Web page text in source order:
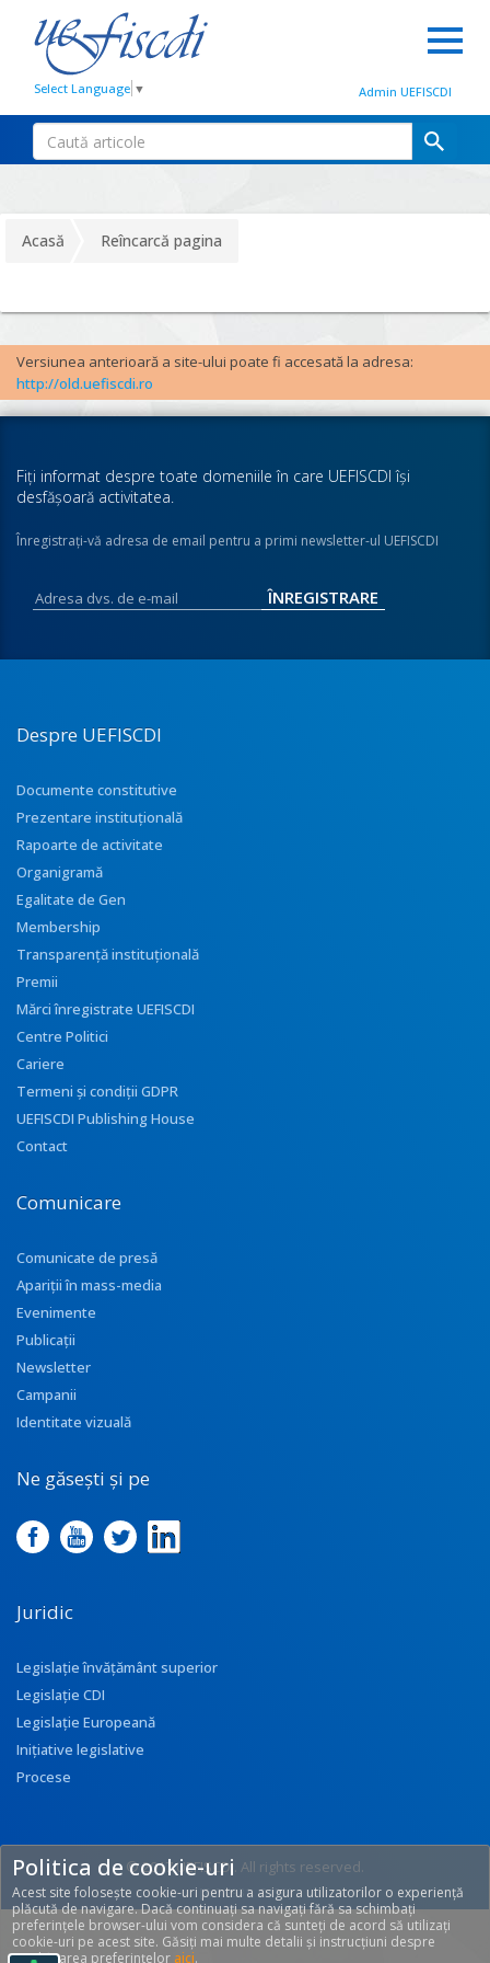
Select Language ▼ Admin UEFISCDI
Acasă Reîncarcă pagina
Versiunea anterioară a site-ului poate fi accesată la adresa:
http://old.uefiscdi.ro
Fiţi informat despre toate domeniile în care UEFISCDI îşi
desfăşoară activitatea.
Înregistraţi-vă adresa de email pentru a primi newsletter-ul UEFISCDI
Despre UEFISCDI
Documente constitutive
Prezentare instituţională
Rapoarte de activitate
Organigramă
Egalitate de Gen
Membership
Transparenţă instituţională
Premii
Mărci înregistrate UEFISCDI
Centre Politici
Cariere
Termeni și condiții GDPR
UEFISCDI Publishing House
Contact
Comunicare
Comunicate de presă
Apariţii în mass-media
Evenimente
Publicații
Newsletter
Campanii
Identitate vizuală
Ne găsești și pe
Juridic
Legislație învățământ superior
Legislație CDI
Legislație Europeană
Inițiative legislative
Procese
© 2017 UEFISCDI. All rights reserved.
[T: 0.2931, O: 92]
Politica de cookie-uri
Acest site folosește cookie-uri pentru a asigura utilizatorilor o experiență
plăcută de navigare. Dacă continuați sa navigați fără sa schimbați
preferințele browser-ului vom considera că sunteți de acord să utilizați
cookie-uri pe acest site. Găsiți mai multe detalii și instrucțiuni despre
modificarea preferințelor aici.